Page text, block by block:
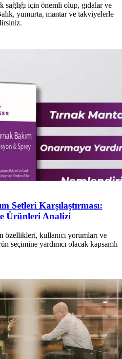
sağlığı için önemli olup, gıdalar ve
yumurta, mantar ve takviyelerle
Setleri Karşılaştırması:
Ürünleri Analizi
özellikleri, kullanıcı yorumları ve
seçimine yardımcı olacak kapsamlı